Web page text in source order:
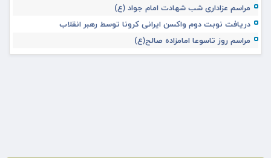
مراسم عزاداری شب شهادت امام جواد (ع)
دریافت نوبت دوم واکسن ایرانی کرونا توسط رهبر انقلاب
مراسم روز تاسوعا امامزاده صالح(ع)